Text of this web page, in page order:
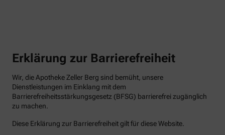
Erklärung zur Barrierefreiheit
Wir, die Apotheke Zeller Berg sind bemüht, unsere
Dienstleistungen im Einklang mit dem
Barrierefreiheitsstärkungsgesetz (BFSG) barrierefrei zugänglich
zu machen.
Diese Erklärung zur Barrierefreiheit gilt für diese Website.